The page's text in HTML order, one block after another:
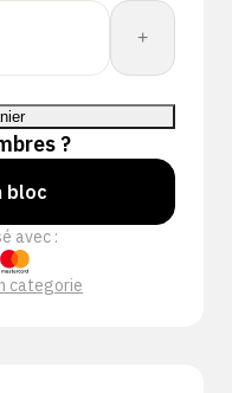
+
?
bloc
avec :
categorie